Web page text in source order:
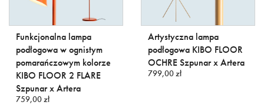
Funkcjonalna lampa
podłogowa w ognistym
pomarańczowym kolorze
KIBO FLOOR 2 FLARE
Szpunar x Artera
759,00 zł
Artystyczna lampa
podłogowa KIBO FLOOR
OCHRE Szpunar x Artera
799,00 zł